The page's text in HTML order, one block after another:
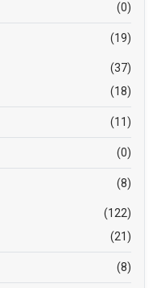
(0)
(19)
(37)
(18)
(11)
(0)
(8)
(122)
(21)
(8)